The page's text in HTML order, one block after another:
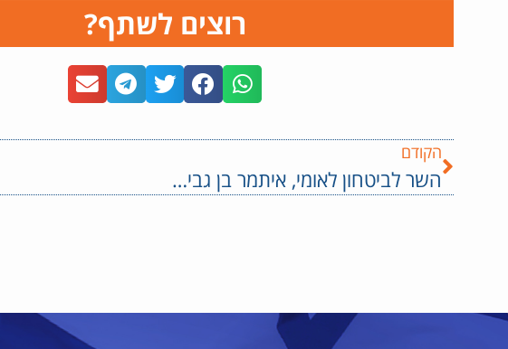
רוצים לשתף?
הקודם
השר לביטחון לאומי, איתמר בן גביר ומפכ"ל המשטרה יעקב שבתאי נפגשו עם ראשי רשויות בדרום: "אנחנו כאן כדי לתת מענה"